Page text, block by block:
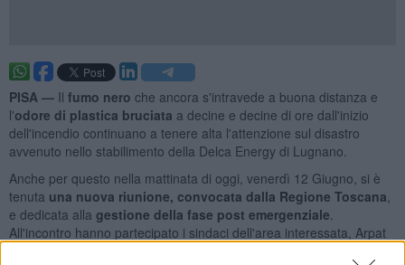
PISA — Il fumo nero che ancora s'intravede a buona distanza e
l'odore di plastica bruciata a decine e decine di ore dall'inizio
dell'incendio continuano a tenere alta l'attenzione sul disastro
avvenuto nello stabilimento della Delca Energy di Lugnano.
Anche per questo nella mattinata di oggi, venerdì 12 Giugno, si è
tenuta una nuova riunione, convocata dalla Regione Toscana
e dedicata alla gestione della fase post emergenziale
All'incontro hanno partecipato i sindaci dell'area interessata, Arpat